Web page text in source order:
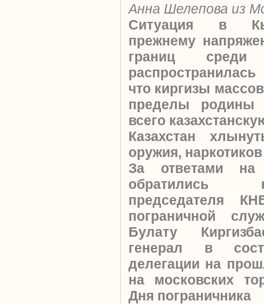
Анна Шелепова из
Ситуация в
прежнему
границ среди
что киргизы
пределы родины
всего
Казахстан
оружия,
За ответами
обратились
председателя
пограничной
Булату
генерал в
делегации на
на московских
Дня пограничника